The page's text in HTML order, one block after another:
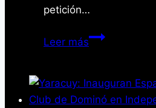
petición…
Leer másAroa
en
fe